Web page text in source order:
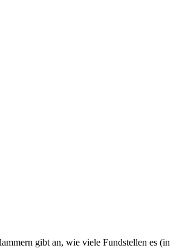
gibt an, wie viele Fundstellen es (in